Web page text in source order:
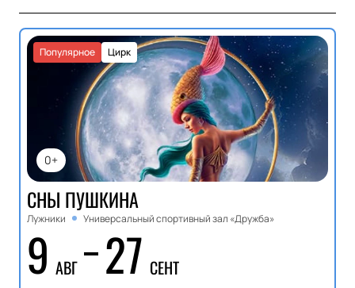
0+
Цирк
Популярное
СНЫ ПУШКИНА
Лужники Универсальный спортивный зал «Дружба»
9 АВГ 27 СЕНТ